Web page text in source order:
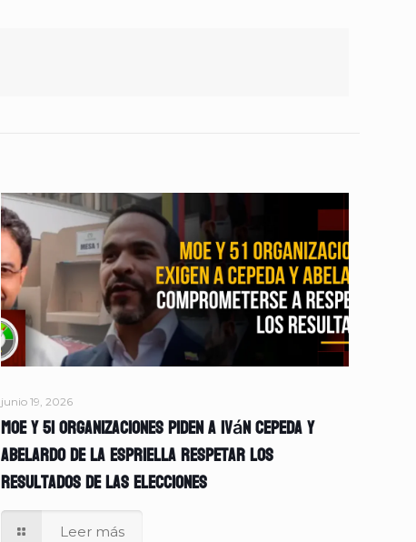
junio 19, 2026
MOE y 51 organizaciones piden a Iván Cepeda y
Abelardo de la Espriella respetar los
resultados de las elecciones
Leer más